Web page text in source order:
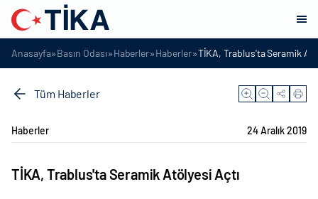
Anasayfa»Basın Odası»Haberler»Haberler»TİKA, Trablus'ta Seramik
Tüm Haberler
Haberler 24 Aralık 2019
TİKA, Trablus'ta Seramik Atölyesi Açtı